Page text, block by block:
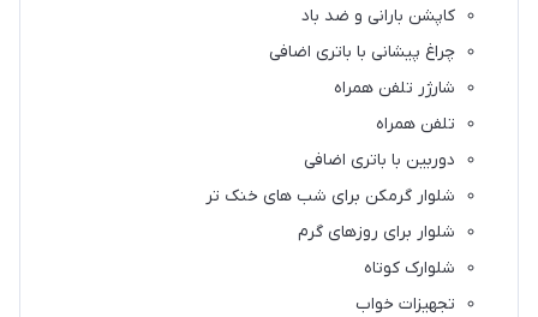
کاپشن بارانی و ضد باد
چراغ پیشانی با باتری اضافی
شارژر تلفن همراه
تلفن همراه
دوربین با باتری اضافی
شلوار گرمکن برای شب های خنک تر
شلوار برای روزهای گرم
شلوارک کوتاه
تجهیزات خواب